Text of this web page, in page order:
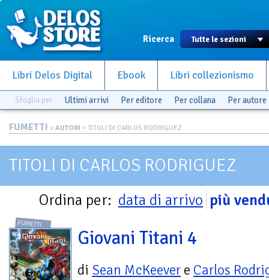
Ricerca
Libri Delos Digital Ebook Libri collezionismo
Sfoglia per Ultimi arrivi Per editore Per collana Per autore
FUMETTI > AUTORI > TITOLI DI CARLOS RODRIGUEZ
TITOLI DI CARLOS RODRIGUEZ
Ordina per: data di arrivo più
FUMETTI
Giovani Titani 4
di Sean McKeever e Carlos